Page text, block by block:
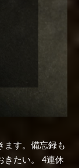
ます。備忘録も
きたい。 4連休